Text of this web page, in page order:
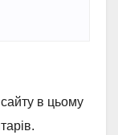
в цьому